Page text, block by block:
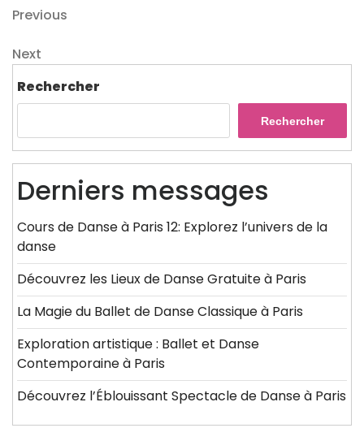
Navigation
de
l’article
Previous
Previous
Next
Next
Rechercher
Rechercher
Derniers messages
Cours de Danse à Paris 12: Explorez l’univers de la
danse
Découvrez les Lieux de Danse Gratuite à Paris
La Magie du Ballet de Danse Classique à Paris
Exploration artistique : Ballet et Danse
Contemporaine à Paris
Découvrez l’Éblouissant Spectacle de Danse à Paris